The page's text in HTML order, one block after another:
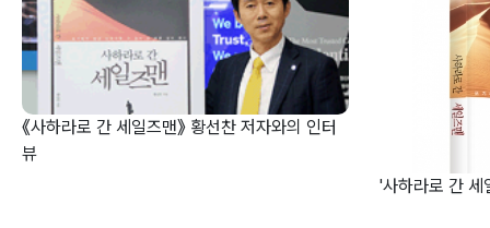
《사하라로 간 세일즈맨》 황선찬 저자와의 인터
뷰
'사하라로 간 세